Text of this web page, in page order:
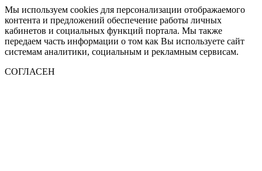
Мы используем cookies для персонализации отображаемого
контента и предложений обеспечение работы личных
кабинетов и социальных функций портала. Мы также
передаем часть информации о том как Вы используете сайт
системам аналитики, социальным и рекламным сервисам.
СОГЛАСЕН